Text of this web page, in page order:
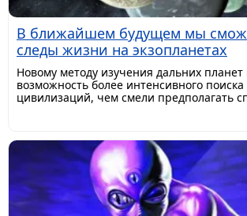
В ближайшем будущем мы
следы жизни на экзопланетах
Новому методу изучения дальних
возможность более интенсивного
цивилизаций, чем смели предполагать